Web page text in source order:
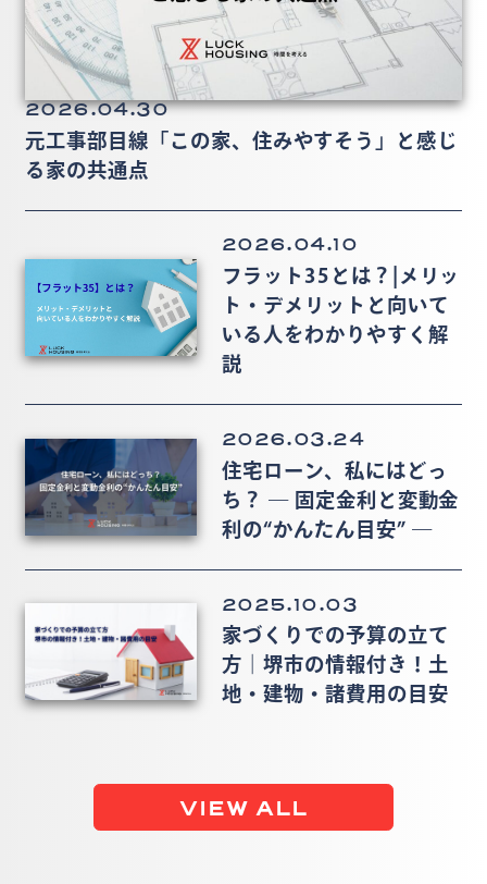
2026.04.30
元工事部目線「この家、住みやすそう」と感じ
る家の共通点
2026.04.10
フラット35とは？|メリッ
ト・デメリットと向いて
いる人をわかりやすく解
説
2026.03.24
住宅ローン、私にはどっ
ち？ ― 固定金利と変動金
利の“かんたん目安” ―
2025.10.03
家づくりでの予算の立て
方｜堺市の情報付き！土
地・建物・諸費用の目安
VIEW ALL